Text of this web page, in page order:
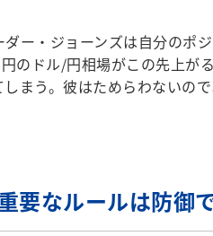
ー・ジョーンズは自分のポ
のドル/円相場がこの先上が
まう。彼はためらわないので
要なルールは防御